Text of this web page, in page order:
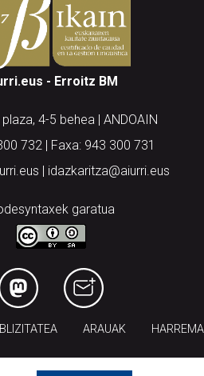
- Erroitz BM
4-5 behea | ANDOAIN
732 | Faxa: 943 300 731
| idazkaritza@aiurri.eus
garatua
ARAUAK